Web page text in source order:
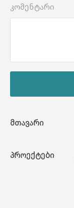
მთავარი
პროექტები
კომენტარი